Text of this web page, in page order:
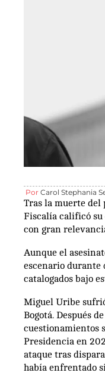
Por Carol Stephania
Tras la muerte del
Fiscalía calificó su
con gran
Aunque el
escenario durante
catalogados bajo
Miguel Uribe
Bogotá. Después
cuestionamientos
Presidencia en
ataque tras
había enfrentado